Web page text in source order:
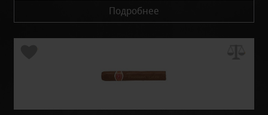
Подробнее